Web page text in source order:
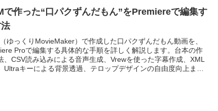
で作った“口パクずんだもん”をPremiereで編集す
ゆっくりMovieMaker）で作成した口パクずんだもん動画を、
Proで編集する具体的な手順を詳しく解説します。台本の作
、CSV読み込みによる音声生成、Vrewを使った字幕作成、XML
Ultraキーによる背景透過、テロップデザインの自由度向上ま